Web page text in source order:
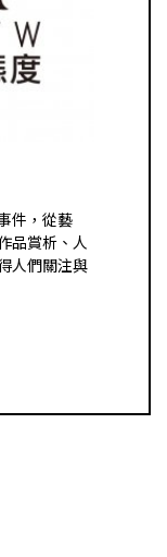
件，從藝
品賞析、人
人們關注與